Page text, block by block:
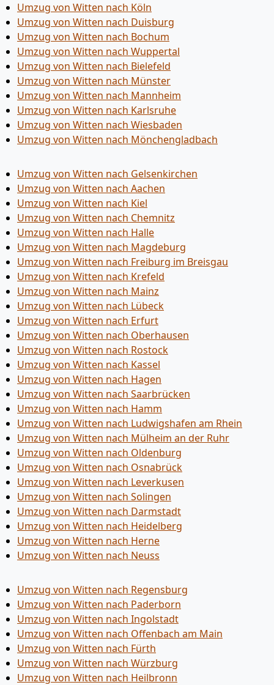
Umzug von Witten nach Köln
Umzug von Witten nach Duisburg
Umzug von Witten nach Bochum
Umzug von Witten nach Wuppertal
Umzug von Witten nach Bielefeld
Umzug von Witten nach Münster
Umzug von Witten nach Mannheim
Umzug von Witten nach Karlsruhe
Umzug von Witten nach Wiesbaden
Umzug von Witten nach Mönchen­gladbach
Umzug von Witten nach Gelsenkirchen
Umzug von Witten nach Aachen
Umzug von Witten nach Kiel
Umzug von Witten nach Chemnitz
Umzug von Witten nach Halle
Umzug von Witten nach Magdeburg
Umzug von Witten nach Freiburg im Breisgau
Umzug von Witten nach Krefeld
Umzug von Witten nach Mainz
Umzug von Witten nach Lübeck
Umzug von Witten nach Erfurt
Umzug von Witten nach Oberhausen
Umzug von Witten nach Rostock
Umzug von Witten nach Kassel
Umzug von Witten nach Hagen
Umzug von Witten nach Saarbrücken
Umzug von Witten nach Hamm
Umzug von Witten nach Ludwigshafen am Rhein
Umzug von Witten nach Mülheim an der Ruhr
Umzug von Witten nach Oldenburg
Umzug von Witten nach Osnabrück
Umzug von Witten nach Leverkusen
Umzug von Witten nach Solingen
Umzug von Witten nach Darmstadt
Umzug von Witten nach Heidelberg
Umzug von Witten nach Herne
Umzug von Witten nach Neuss
Umzug von Witten nach Regensburg
Umzug von Witten nach Paderborn
Umzug von Witten nach Ingolstadt
Umzug von Witten nach Offenbach am Main
Umzug von Witten nach Fürth
Umzug von Witten nach Würzburg
Umzug von Witten nach Heilbronn